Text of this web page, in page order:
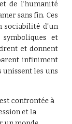
de l’humanité
sans fin. Ces
d’un
et
et donnent
infiniment
unissent les uns
confrontée à
et la